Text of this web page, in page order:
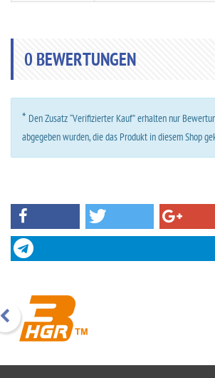
0 BEWERTUNGEN
* Den Zusatz “Verifizierter Kauf” erhalten nur
abgegeben wurden, die das Produkt in diesem Shop